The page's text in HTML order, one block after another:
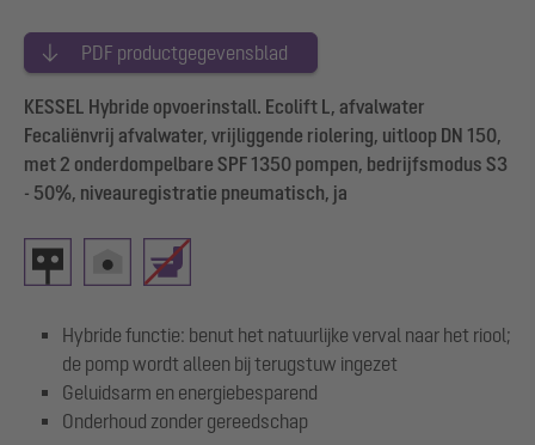
PDF productgegevensblad
KESSEL Hybride opvoerinstall. Ecolift L, afvalwater
Fecaliënvrij afvalwater, vrijliggende riolering, uitloop DN 150,
met 2 onderdompelbare SPF 1350 pompen, bedrijfsmodus S3
- 50%, niveauregistratie pneumatisch, ja
Hybride functie: benut het natuurlijke verval naar het riool;
de pomp wordt alleen bij terugstuw ingezet
Geluidsarm en energiebesparend
Onderhoud zonder gereedschap